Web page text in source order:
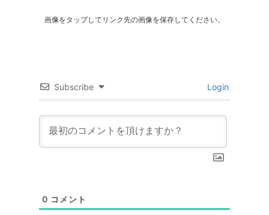
画像をタップしてリンク先の画像を保存してください。
Subscribe Login
0 コメント